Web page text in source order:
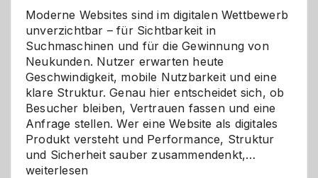
Moderne Websites sind im digitalen Wettbewerb
unverzichtbar – für Sichtbarkeit in
Suchmaschinen und für die Gewinnung von
Neukunden. Nutzer erwarten heute
Geschwindigkeit, mobile Nutzbarkeit und eine
klare Struktur. Genau hier entscheidet sich, ob
Besucher bleiben, Vertrauen fassen und eine
Anfrage stellen. Wer eine Website als digitales
Produkt versteht und Performance, Struktur
und Sicherheit sauber zusammendenkt,…
weiterlesen